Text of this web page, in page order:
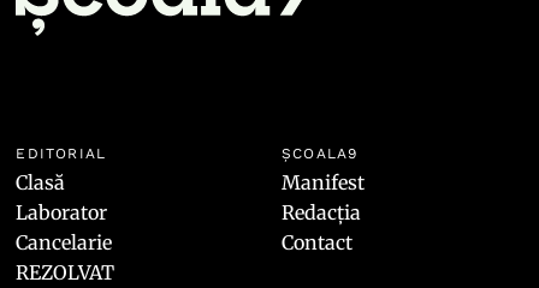
EDITORIAL
Clasă
Laborator
Cancelarie
REZOLVAT
ȘCOALA9
Manifest
Redacția
Contact